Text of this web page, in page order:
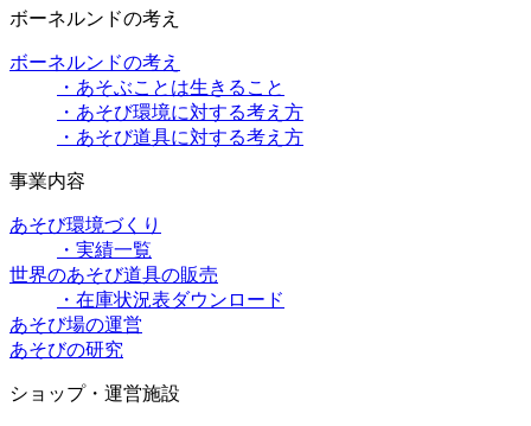
ボーネルンドの考え
ボーネルンドの考え
・あそぶことは生きること
・あそび環境に対する考え方
・あそび道具に対する考え方
事業内容
あそび環境づくり
・実績一覧
世界のあそび道具の販売
・在庫状況表ダウンロード
あそび場の運営
あそびの研究
ショップ・運営施設